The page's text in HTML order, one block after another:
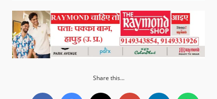
Share this...